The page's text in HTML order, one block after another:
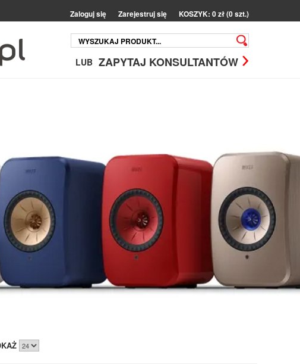
Zaloguj się Zarejestruj się KOSZYK: 0 zł (0 szt.)
LUB ZAPYTAJ KONSULTANTÓW